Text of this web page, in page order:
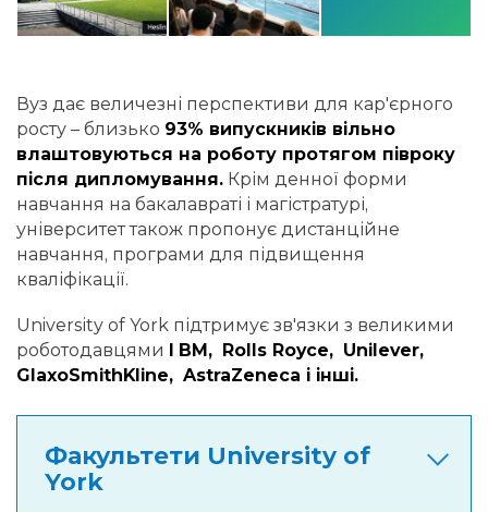
Вуз дає величезні перспективи для кар'єрного
росту – близько 93% випускників вільно
влаштовуються на роботу протягом півроку
після дипломування. Крім денної форми
навчання на бакалавраті і магістратурі,
університет також пропонує дистанційне
навчання, програми для підвищення
кваліфікації.
University of York підтримує зв'язки з великими
роботодавцями I BM, Rolls Royce, Unilever,
GlaxoSmithKline, AstraZeneca і інші.
Факультети University of
York